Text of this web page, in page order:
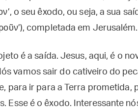
o seu êxodo, ou seja, a sua
completada em Jerusalém.
é a saída. Jesus, aqui, é o
vamos sair do cativeiro do
para ir para a Terra prometida,
Esse é o êxodo. Interessante